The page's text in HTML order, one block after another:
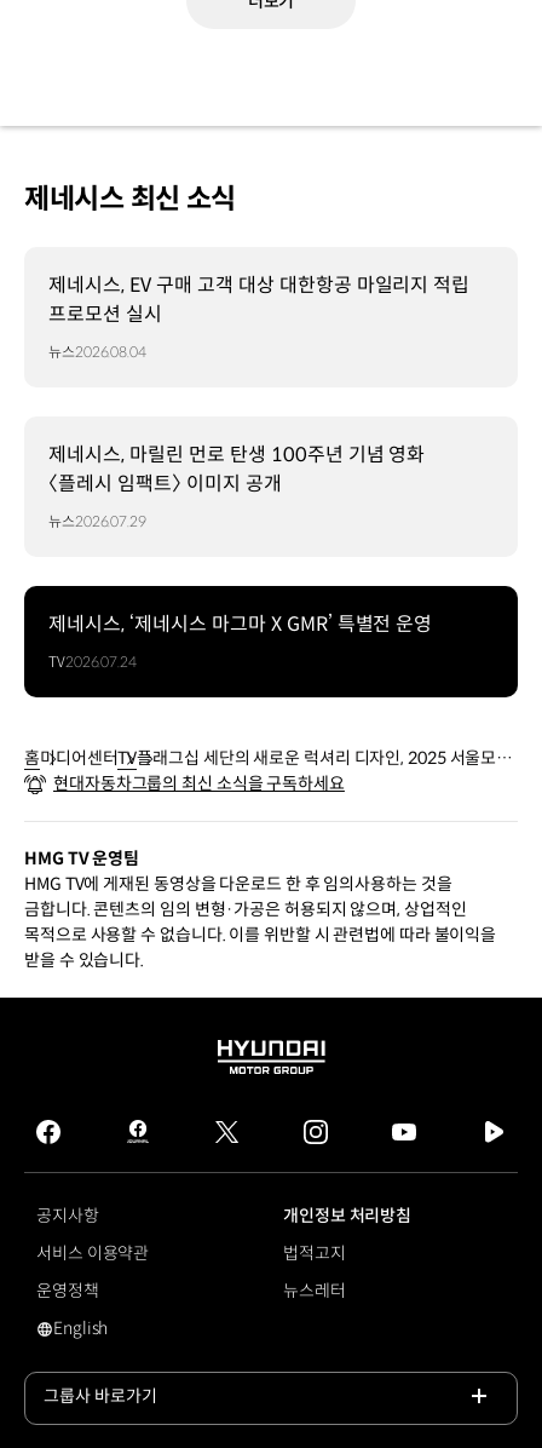
제네시스 최신 소식
제네시스, EV 구매 고객 대상 대한항공 마일리지 적립
프로모션 실시
뉴스2026.08.04
제네시스, 마릴린 먼로 탄생 100주년 기념 영화
〈플레시 임팩트〉 이미지 공개
뉴스2026.07.29
제네시스, ‘제네시스 마그마 X GMR’ 특별전 운영
TV2026.07.24
홈미디어센터TV플래그십 세단의 새로운 럭셔리 디자인, 2025 서울모빌
리티쇼 제네시스 전시관
현대자동차그룹의 최신 소식을 구독하세요
HMG TV 운영팀
HMG TV에 게재된 동영상을 다운로드 한 후 임의사용하는 것을
금합니다. 콘텐츠의 임의 변형·가공은 허용되지 않으며, 상업적인
목적으로 사용할 수 없습니다. 이를 위반할 시 관련법에 따라 불이익을
받을 수 있습니다.
HYUNDAI
GROUP
facebook
hmg
journal
twitter instagram
tv
공지사항
개인정보 처리방침
서비스 이용약관
법적고지
운영정책
뉴스레터
영문 사이트로 이동
English
그룹사 바로가기